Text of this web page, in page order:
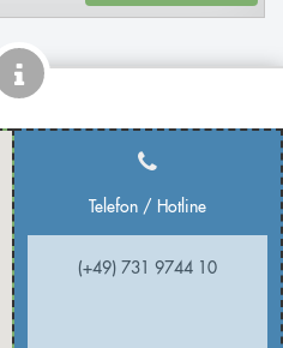
Telefon / Hotline
(+49) 731 9744 10